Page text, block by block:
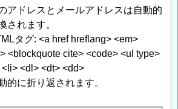
アドレスとメールアドレスは自動的
されます。
タグ: <a href hreflang> <em>
<blockquote cite> <code> <ul type>
<dl> <dt> <dd>
的に折り返されます。